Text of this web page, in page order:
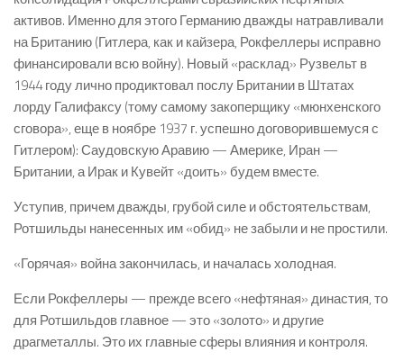
активов. Именно для этого Германию дважды натравливали
на Британию (Гитлера, как и кайзера, Рокфеллеры исправно
финансировали всю войну). Новый «расклад» Рузвельт в
1944 году лично продиктовал послу Британии в Штатах
лорду Галифаксу (тому самому закоперщику «мюнхенского
сговора», еще в ноябре 1937 г. успешно договорившемуся с
Гитлером): Саудовскую Аравию — Америке, Иран —
Британии, а Ирак и Кувейт «доить» будем вместе.
Уступив, причем дважды, грубой силе и обстоятельствам,
Ротшильды нанесенных им «обид» не забыли и не простили.
«Горячая» война закончилась, и началась холодная.
Если Рокфеллеры — прежде всего «нефтяная» династия, то
для Ротшильдов главное — это «золото» и другие
драгметаллы. Это их главные сферы влияния и контроля.